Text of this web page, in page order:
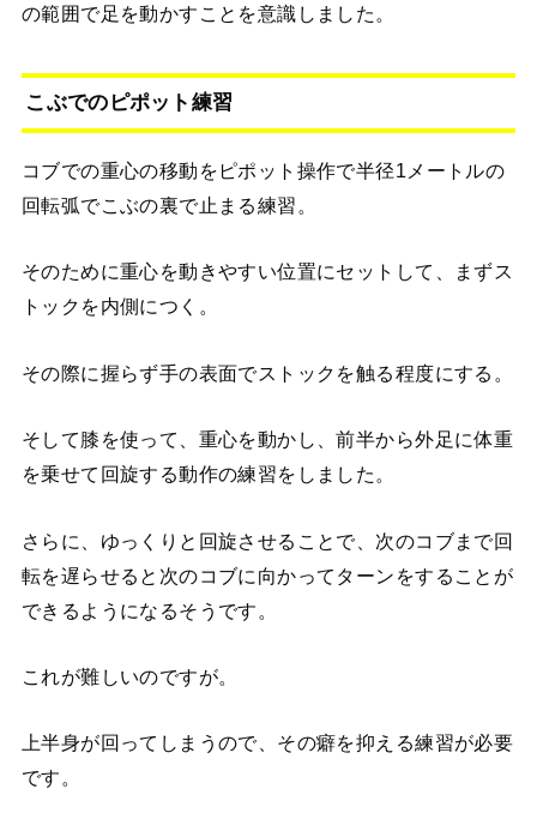
の範囲で足を動かすことを意識しました。
こぶでのピポット練習
コブでの重心の移動をピポット操作で半径1メートルの
回転弧でこぶの裏で止まる練習。
そのために重心を動きやすい位置にセットして、まずス
トックを内側につく。
その際に握らず手の表面でストックを触る程度にする。
そして膝を使って、重心を動かし、前半から外足に体重
を乗せて回旋する動作の練習をしました。
さらに、ゆっくりと回旋させることで、次のコブまで回
転を遅らせると次のコブに向かってターンをすることが
できるようになるそうです。
これが難しいのですが。
上半身が回ってしまうので、その癖を抑える練習が必要
です。